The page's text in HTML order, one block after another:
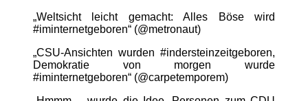
„Weltsicht leicht gemacht: Alles Böse wird
#iminternetgeboren“ (@metronaut)
„CSU-Ansichten wurden #indersteinzeitgeboren,
Demokratie von morgen wurde
#iminternetgeboren“ (@carpetemporem)